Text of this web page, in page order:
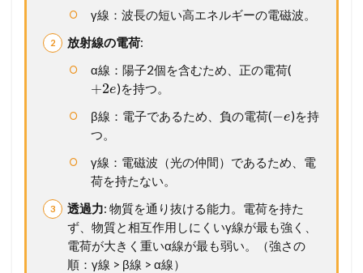
γ線：波長の短い高エネルギーの電磁波。
放射線の電荷:
α線：陽子2個を含むため、正の電荷(
+2e)を持つ。
β線：電子であるため、負の電荷(−e)を持
つ。
γ線：電磁波（光の仲間）であるため、電
荷を持たない。
透過力: 物質を通り抜ける能力。電荷を持た
ず、物質と相互作用しにくいγ線が最も強く、
電荷が大きく重いα線が最も弱い。（強さの
順：γ線 > β線 > α線）